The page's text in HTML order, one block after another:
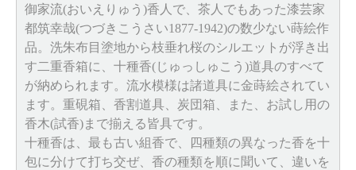
御家流(おいえりゅう)香人で、茶人でもあった漆芸家
都筑幸哉(つづきこうさい1877-1942)の数少ない蒔絵作
品。洗朱布目塗地から枝垂れ桜のシルエットが浮き出
す二重香箱に、十種香(じゅっしゅこう)道具のすべて
が納められます。流水模様は諸道具に金蒔絵されてい
ます。重硯箱、香割道具、炭団箱、また、お試し用の
香木(試香)まで揃える皆具です。
十種香は、最も古い組香で、四種類の異なった香を十
包に分けて打ち交ぜ、香の種類を順に聞いて、違いを